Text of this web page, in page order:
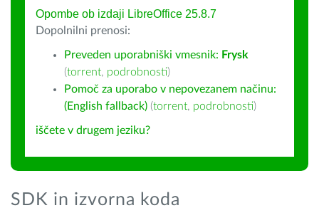
Opombe ob izdaji LibreOffice 25.8.7
Dopolnilni prenosi:
Preveden uporabniški vmesnik: Frysk
(torrent, podrobnosti)
Pomoč za uporabo v nepovezanem načinu:
(English fallback) (torrent, podrobnosti)
iščete v drugem jeziku?
SDK in izvorna koda